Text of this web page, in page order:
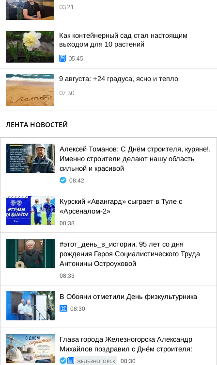
03:21
Как контейнерный сад стал настоящим
выходом для 10 растений
05:45
9 августа: +24 градуса, ясно и тепло
07:30
ЛЕНТА НОВОСТЕЙ
Алексей Томанов: С Днём строителя, куряне!.
Именно строители делают нашу область
сильной и красивой
08:42
Курский «Авангард» сыграет в Туле с
«Арсеналом-2»
08:38
#этот_день_в_истории. 95 лет со дня
рождения Героя Социалистического Труда
Антонины Остроуховой
08:33
В Обояни отметили День физкультурника
08:30
Глава города Железногорска Александр
Михайлов поздравил с Днём строителя:
ЖЕЛЕЗНОГОРСК 08:30